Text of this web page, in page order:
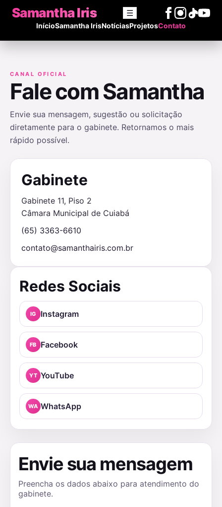
Samantha Iris ☰
InícioSamantha IrisNotíciasProjetosContato
CANAL OFICIAL
Fale com Samantha
Envie sua mensagem, sugestão ou solicitação
diretamente para o gabinete. Retornamos o mais
rápido possível.
Gabinete
Gabinete 11, Piso 2
Câmara Municipal de Cuiabá
(65) 3363-6610
contato@samanthairis.com.br
Redes Sociais
IG Instagram
FB Facebook
YT YouTube
WA WhatsApp
Envie sua mensagem
Preencha os dados abaixo para atendimento do
gabinete.